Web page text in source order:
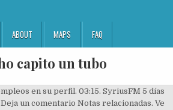
ABOUT MAPS FAQ
capito un tubo
en su perfil. 03:15. SyriusFM 5 días
un comentario Notas relacionadas. Ve